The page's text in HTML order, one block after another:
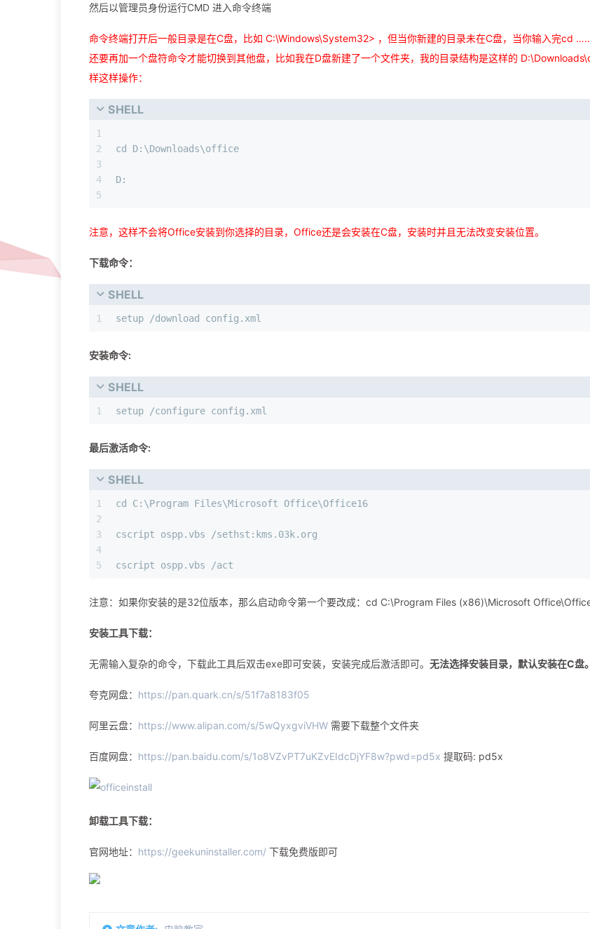
然后以管理员身份运行CMD 进入命令终端
命令终端打开后一般目录是在C盘，比如 C:\Windows\System32> ，但当你新建的目录未在C盘，当你输入完cd ……
还要再加一个盘符命令才能切换到其他盘，比如我在D盘新建了一个文件夹，我的目录结构是这样的
样这样操作：
SHELL
1
2
3
4
5
cd D:\Downloads\office
D:
注意，这样不会将Office安装到你选择的目录，Office还是会安装在C盘，安装时并且无法改变安装位置。
下载命令：
SHELL
1 setup /download config.xml
安装命令:
SHELL
1 setup /configure config.xml
最后激活命令:
SHELL
1
2
3
4
5
cd C:\Program Files\Microsoft Office\Office16
cscript ospp.vbs /sethst:kms.03k.org
cscript ospp.vbs /act
注意：如果你安装的是32位版本，那么启动命令第一个要改成：cd C:\Program Files (x86)\Microsoft
安装工具下载：
无需输入复杂的命令，下载此工具后双击exe即可安装，安装完成后激活即可。 无法选择安装目录，默认安装在C盘。
夸克网盘： https://pan.quark.cn/s/51f7a8183f05
阿里云盘： https://www.alipan.com/s/5wQyxgviVHW 需要下载整个文件夹
百度网盘： https://pan.baidu.com/s/1o8VZvPT7uKZvEIdcDjYF8w?pwd=pd5x 提取码: pd5x
卸载工具下载：
官网地址： https://geekuninstaller.com/ 下载免费版即可